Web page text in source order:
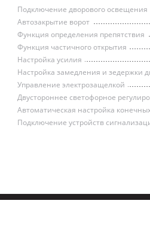
Подключение дворового освещения
Автозакрытие ворот
Функция определения препятствия
Функция частичного открытия
Настройка усилия
Настройка замедления и зедержки
Управление электрозащелкой
Двустороннее светофорное
Автоматическая настройка
Подключение устройств